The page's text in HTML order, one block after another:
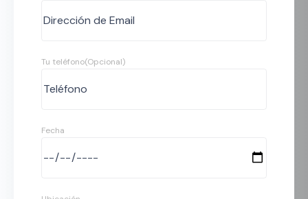
Tu teléfono(Opcional)
Fecha